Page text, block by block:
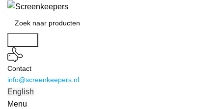
Contact
info@screenkeepers.nl
English
Menu